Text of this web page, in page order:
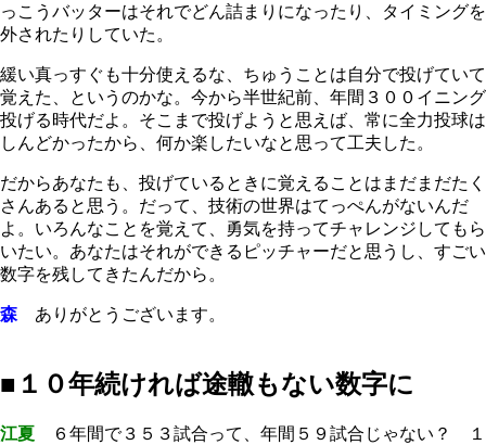
っこうバッターはそれでどん詰まりになったり、タイミングを
外されたりしていた。
緩い真っすぐも十分使えるな、ちゅうことは自分で投げていて
覚えた、というのかな。今から半世紀前、年間３００イニング
投げる時代だよ。そこまで投げようと思えば、常に全力投球は
しんどかったから、何か楽したいなと思って工夫した。
だからあなたも、投げているときに覚えることはまだまだたく
さんあると思う。だって、技術の世界はてっぺんがないんだ
よ。いろんなことを覚えて、勇気を持ってチャレンジしてもら
いたい。あなたはそれができるピッチャーだと思うし、すごい
数字を残してきたんだから。
森 ありがとうございます。
■１０年続ければ途轍もない数字に
江夏 ６年間で３５３試合って、年間５９試合じゃない？ １